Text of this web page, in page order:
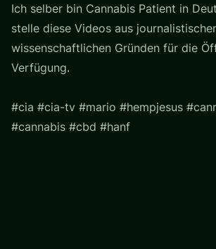
Ich selber bin Cannabis Patient in
stelle diese Videos aus
wissenschaftlichen Gründen für die
Verfügung.
#cia #cia-tv #mario #hempjesus
#cannabis #cbd #hanf